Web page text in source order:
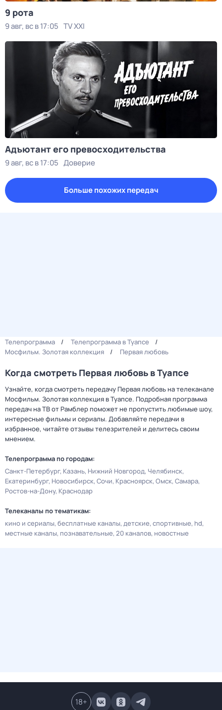
9 рота
9 авг, вс в 17:05 TV XXI
Адъютант его превосходительства
9 авг, вс в 17:05 Доверие
Больше похожих передач
Телепрограмма
Телепрограмма в Туапсе
Мосфильм. Золотая коллекция
Первая любовь
Когда смотреть Первая любовь в Туапсе
Узнайте, когда смотреть передачу Первая любовь на телеканале
Мосфильм. Золотая коллекция в Туапсе. Подробная программа
передач на ТВ от Рамблер поможет не пропустить любимые шоу,
интересные фильмы и сериалы. Добавляйте передачи в
избранное, читайте отзывы телезрителей и делитесь своим
мнением.
Телепрограмма по городам:
Санкт-Петербург Казань Нижний Новгород Челябинск
Екатеринбург Новосибирск Сочи Красноярск Омск Самара
Ростов-на-Дону Краснодар
Телеканалы по тематикам:
кино и сериалы бесплатные каналы детские спортивные hd
местные каналы познавательные 20 каналов новостные
18+